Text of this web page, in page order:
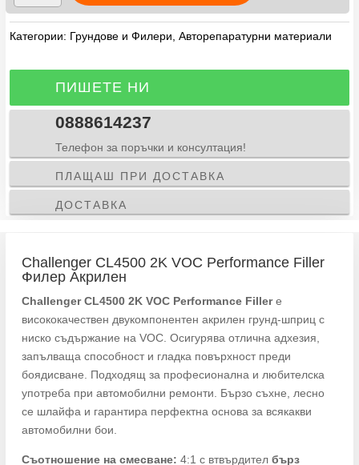
Challenger
CL4500
2K
Категории: Грундове и Филери Авторепаратурни материали
ПИШЕТЕ НИ
0888614237
Телефон за поръчки и консултация!
ПЛАЩАШ ПРИ ДОСТАВКА
ДОСТАВКА
Challenger CL4500 2K VOC Performance Filler
Филер Акрилен
Challenger CL4500 2K VOC Performance Fillerе
висококачествен двукомпонентен акрилен грунд-шприц с
ниско съдържание на VOC. Осигурява отлична адхезия,
запълваща способност и гладка повърхност преди
боядисване. Подходящ за професионална и любителска
употреба при автомобилни ремонти. Бързо съхне, лесно
се шлайфа и гарантира перфектна основа за всякакви
автомобилни бои.
Съотношение на смесване: 4:1 с втвърдител бърз